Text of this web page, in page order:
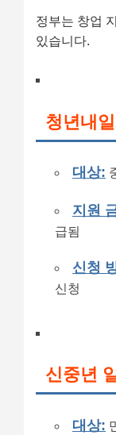
정부는 창업
있습니다.
청년내
대상:
지원
급됨
신청
신청
신중년
대상: